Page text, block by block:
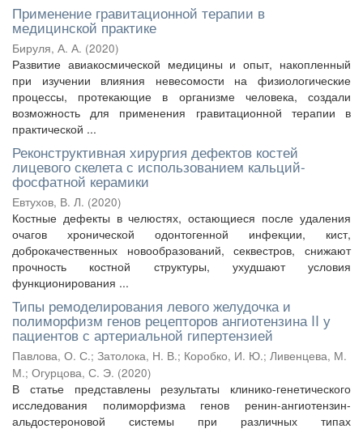
Применение гравитационной терапии в
медицинской практике
Бируля, А. А. (2020)
Развитие авиакосмической медицины и опыт, накопленный
при изучении влияния невесомости на физиологические
процессы, протекающие в организме человека, создали
возможность для применения гравитационной терапии в
практической ...
Реконструктивная хирургия дефектов костей
лицевого скелета с использованием кальций-
фосфатной керамики
Евтухов, В. Л. (2020)
Костные дефекты в челюстях, остающиеся после удаления
очагов хронической одонтогенной инфекции, кист,
доброкачественных новообразований, секвестров, снижают
прочность костной структуры, ухудшают условия
функционирования ...
Типы ремоделирования левого желудочка и
полиморфизм генов рецепторов ангиотензина II у
пациентов с артериальной гипертензией
Павлова, О. С.; Затолока, Н. В.; Коробко, И. Ю.; Ливенцева, М.
М.; Огурцова, С. Э. (2020)
В статье представлены результаты клинико-генетического
исследования полиморфизма генов ренин-ангиотензин-
альдостероновой системы при различных типах